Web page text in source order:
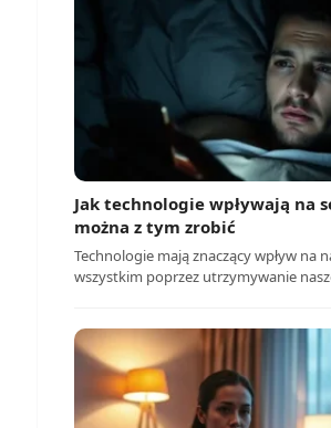
Jak technologie wpływają na
można z tym zrobić
Technologie mają znaczący wpływ na
wszystkim poprzez utrzymywanie